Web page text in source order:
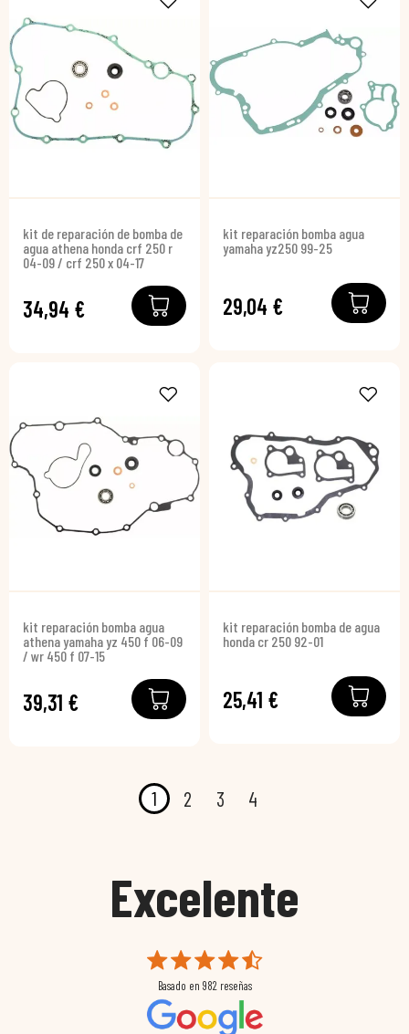
kit de reparación de bomba de
agua athena honda crf 250 r
04-09 / crf 250 x 04-17
34,94 €
kit reparación bomba agua
yamaha yz250 99-25
29,04 €
kit reparación bomba agua
athena yamaha yz 450 f 06-09
/ wr 450 f 07-15
39,31 €
kit reparación bomba de agua
honda cr 250 92-01
25,41 €
1 2 3 4
Excelente
Basado en 982 reseñas